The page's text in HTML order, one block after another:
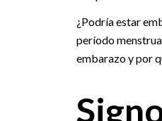
¿Podría estar
período
embarazo y por